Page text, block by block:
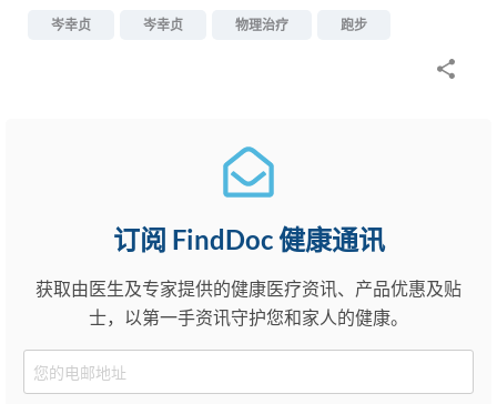
岑幸贞 岑幸贞 物理治疗 跑步
订阅 FindDoc 健康通讯
获取由医生及专家提供的健康医疗资讯、产品优惠及贴
士，以第一手资讯守护您和家人的健康。
Email